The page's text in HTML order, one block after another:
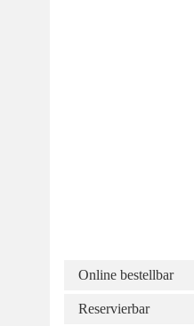
Online bestellbar
Reservierbar